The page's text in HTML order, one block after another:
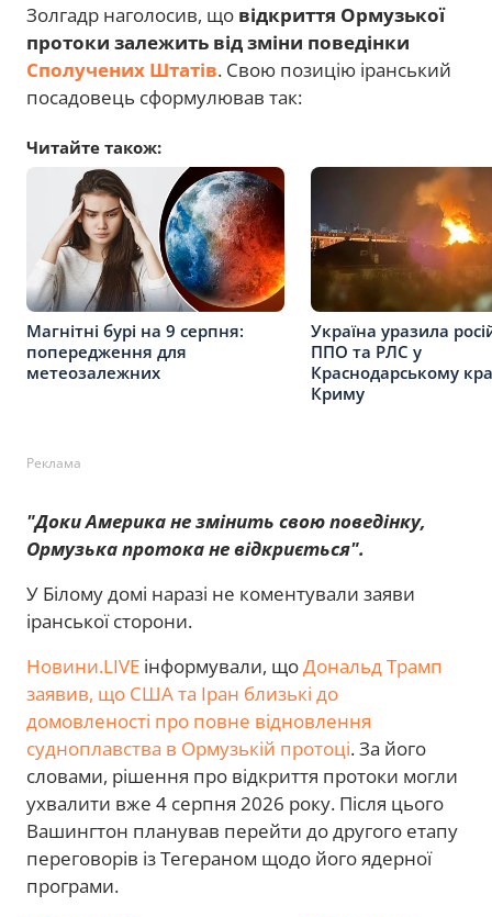
Золгадр наголосив, що відкриття Ормузької
протоки залежить від зміни поведінки
Сполучених Штатів. Свою позицію іранський
посадовець сформулював так:
Читайте також:
Магнітні бурі на 9 серпня:
попередження для
метеозалежних
Україна уразила
ППО та РЛС у
Краснодарському
Криму
Реклама
"Доки Америка не змінить свою поведінку,
Ормузька протока не відкриється".
У Білому домі наразі не коментували заяви
іранської сторони.
Новини.LIVE інформували, щоДональд Трамп
заявив, що США та Іран близькі до
домовленості про повне відновлення
судноплавства в Ормузькій протоці. За його
словами, рішення про відкриття протоки могли
ухвалити вже 4 серпня 2026 року. Після цього
Вашингтон планував перейти до другого етапу
переговорів із Тегераном щодо його ядерної
програми.